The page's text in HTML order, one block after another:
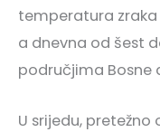
temperatura zraka
a dnevna od šest
područjima Bosne
U srijedu,